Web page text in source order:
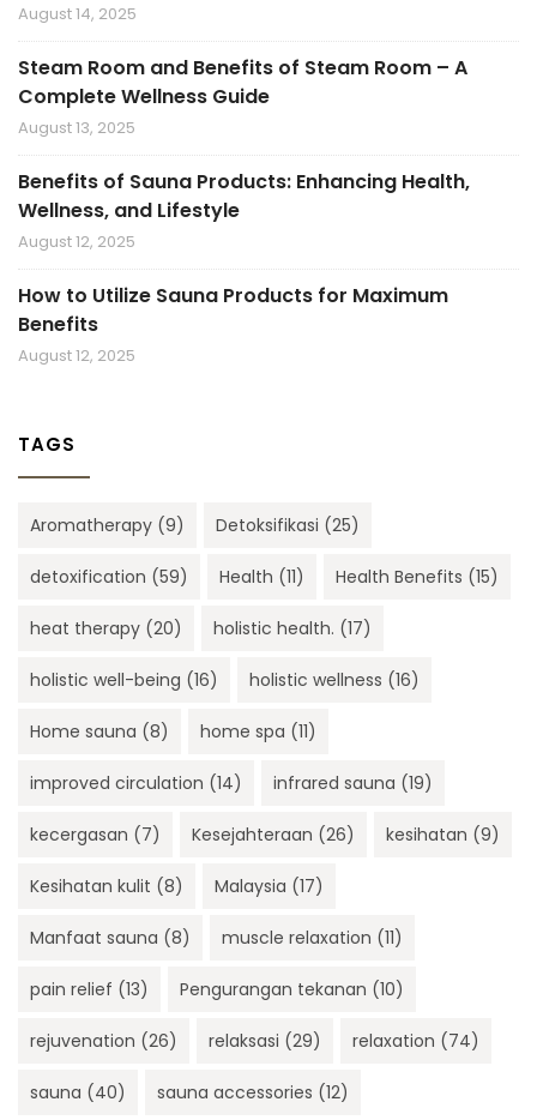
August 14, 2025
Steam Room and Benefits of Steam Room – A
Complete Wellness Guide
August 13, 2025
Benefits of Sauna Products: Enhancing Health,
Wellness, and Lifestyle
August 12, 2025
How to Utilize Sauna Products for Maximum
Benefits
August 12, 2025
TAGS
Aromatherapy (9) Detoksifikasi (25)
detoxification (59) Health (11) Health Benefits (15)
heat therapy (20) holistic health. (17)
holistic well-being (16) holistic wellness (16)
Home sauna (8) home spa (11)
improved circulation (14) infrared sauna (19)
kecergasan (7) Kesejahteraan (26) kesihatan (9)
Kesihatan kulit (8) Malaysia (17)
Manfaat sauna (8) muscle relaxation (11)
pain relief (13) Pengurangan tekanan (10)
rejuvenation (26) relaksasi (29) relaxation (74)
sauna (40) sauna accessories (12)